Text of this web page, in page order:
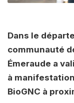
Dans le
communauté
Émeraude a
à
BioGNC à